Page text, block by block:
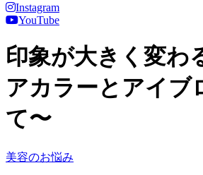
Instagram
YouTube
印象が大きく変わ
アカラーとアイブ
て〜
美容のお悩み